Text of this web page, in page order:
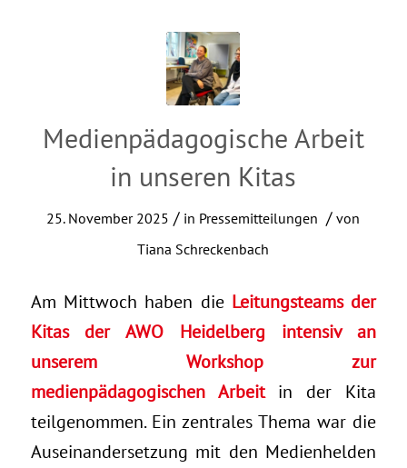
Medienpädagogische Arbeit
in unseren Kitas
25. November 2025 / in Pressemitteilungen / von
Tiana Schreckenbach
Am Mittwoch haben die Leitungsteams der
Kitas der AWO Heidelberg intensiv an
unserem Workshop zur
medienpädagogischen Arbeitin der Kita
teilgenommen. Ein zentrales Thema war die
Auseinandersetzung mit den Medienhelden